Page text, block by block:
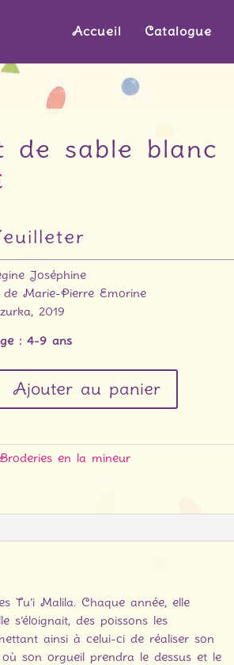
Accueil Catalogue
de sable blanc
Joséphine
Marie-Pierre Emorine
2019
: 4-9 ans
Ajouter au panier
Broderies en la mineur
Tu’i Malila. Chaque année, elle
des poissons les
ainsi à celui-ci de réaliser son
son orgueil prendra le dessus et le